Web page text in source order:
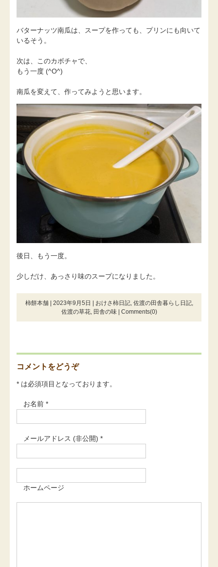
バターナッツ南瓜は、スープを作っても、プリンにも向いて
いるそう。
次は、このカボチャで、
もう一度 (^O^)
南瓜を変えて、作ってみようと思います。
後日、もう一度。
少しだけ、あっさり味のスープになりました。
柿餅本舗 | 2023年9月5日 | おけさ柿日記, 佐渡の田舎暮らし日記,
佐渡の草花, 田舎の味| Comments(0)
コメントをどうぞ
* は必須項目となっております。
お名前 *
メールアドレス (非公開) *
ホームページ